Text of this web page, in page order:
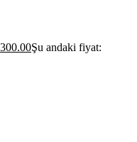
Şu andaki fiyat: